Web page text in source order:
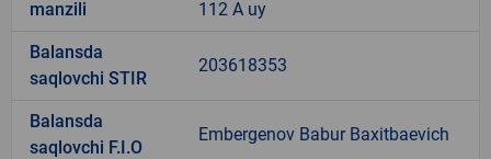
manzili 112 A uy
Balansda
saqlovchi STIR
203618353
Balansda
saqlovchi F.I.O
Embergenov Babur Baxitbaevich